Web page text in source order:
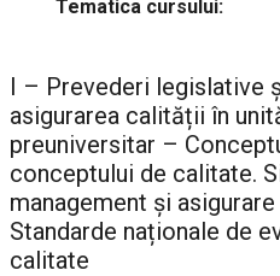
Tematica cursului:
I – Prevederi legislative
asigurarea calității în
preuniversitar –
conceptului de calitate.
management și
Standarde naționale de
calitate